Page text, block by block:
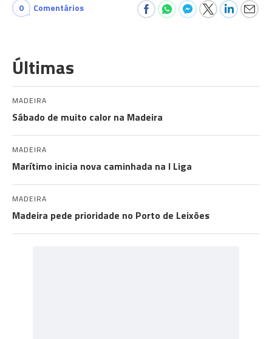
0 Comentários
Últimas
MADEIRA
Sábado de muito calor na Madeira
MADEIRA
Marítimo inicia nova caminhada na I Liga
MADEIRA
Madeira pede prioridade no Porto de Leixões